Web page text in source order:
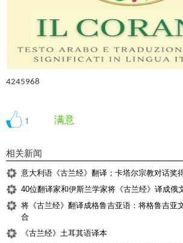
4245968
1 满意
相关新闻
意大利语《古兰经》翻译；卡塔尔宗教对话奖
40位翻译家和伊斯兰学家将《古兰经》译成俄
将《古兰经》翻译成格鲁吉亚语：将格鲁吉亚
合
《古兰经》土耳其语译本